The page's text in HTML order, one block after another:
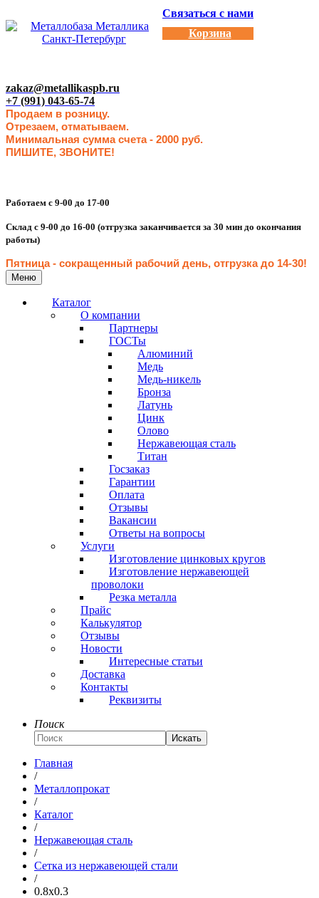
Связаться с нами
Корзина
zakaz@metallikaspb.ru
+7 (991) 043-65-74
Продаем в розницу.
Отрезаем, отматываем.
Минимальная сумма счета - 2000 руб.
ПИШИТЕ, ЗВОНИТЕ!
Работаем с 9-00 до 17-00
Склад с 9-00 до 16-00 (отгрузка заканчивается за 30 мин до окончания
работы)
Пятница - сокращенный рабочий день, отгрузка до 14-30!
Меню
Каталог
О компании
Партнеры
ГОСТы
Алюминий
Медь
Медь-никель
Бронза
Латунь
Цинк
Олово
Нержавеющая сталь
Титан
Госзаказ
Гарантии
Оплата
Отзывы
Вакансии
Ответы на вопросы
Услуги
Изготовление цинковых кругов
Изготовление нержавеющей
проволоки
Резка металла
Прайс
Калькулятор
Отзывы
Новости
Интересные статьи
Доставка
Контакты
Реквизиты
Поиск
Искать
Главная
/
Металлопрокат
/
Каталог
/
Нержавеющая сталь
/
Сетка из нержавеющей стали
/
0.8x0.3